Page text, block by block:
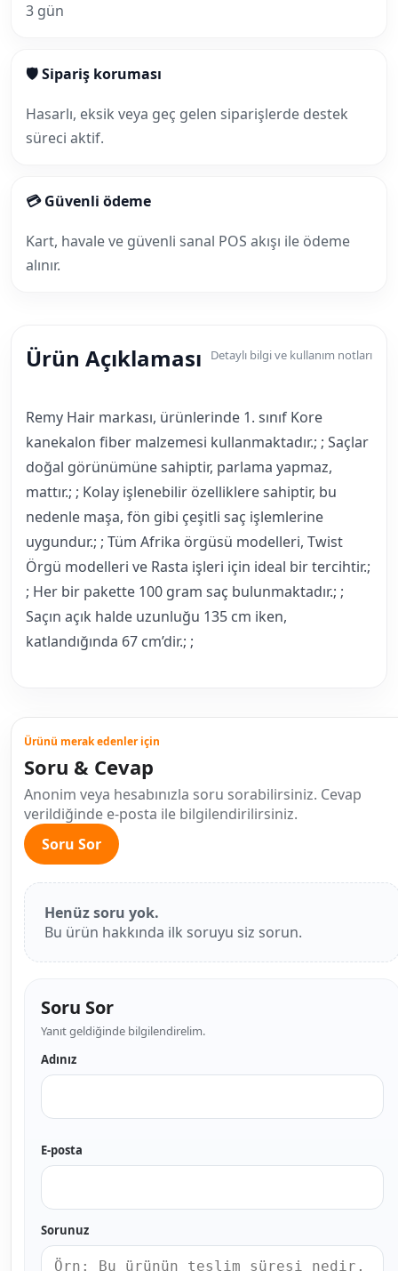
3 gün
🛡 Sipariş koruması
Hasarlı, eksik veya geç gelen siparişlerde destek
süreci aktif.
💳 Güvenli ödeme
Kart, havale ve güvenli sanal POS akışı ile ödeme
alınır.
Ürün Açıklaması Detaylı bilgi ve kullanım notları
Remy Hair markası, ürünlerinde 1. sınıf Kore
kanekalon fiber malzemesi kullanmaktadır.; ; Saçlar
doğal görünümüne sahiptir, parlama yapmaz,
mattır.; ; Kolay işlenebilir özelliklere sahiptir, bu
nedenle maşa, fön gibi çeşitli saç işlemlerine
uygundur.; ; Tüm Afrika örgüsü modelleri, Twist
Örgü modelleri ve Rasta işleri için ideal bir tercihtir.;
; Her bir pakette 100 gram saç bulunmaktadır.; ;
Saçın açık halde uzunluğu 135 cm iken,
katlandığında 67 cm’dir.; ;
Ürünü merak edenler için
Soru & Cevap
Anonim veya hesabınızla soru sorabilirsiniz. Cevap
verildiğinde e-posta ile bilgilendirilirsiniz.
Soru Sor
Henüz soru yok.
Bu ürün hakkında ilk soruyu siz sorun.
Soru Sor
Yanıt geldiğinde bilgilendirelim.
Adınız
E-posta
Sorunuz